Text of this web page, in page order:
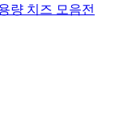
량 치즈 모음전